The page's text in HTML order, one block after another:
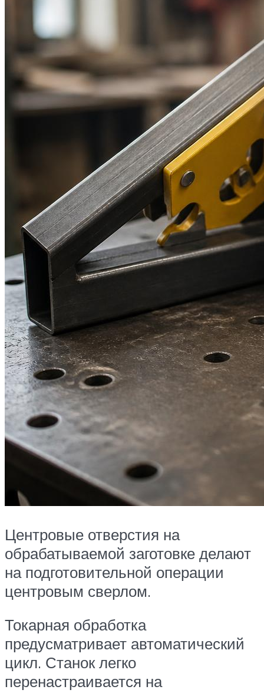
Центровые отверстия на
обрабатываемой заготовке делают
на подготовительной операции
центровым сверлом.
Токарная обработка
предусматривает автоматический
цикл. Станок легко
перенастраивается на